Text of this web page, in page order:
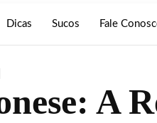
Dicas Sucos Fale
A